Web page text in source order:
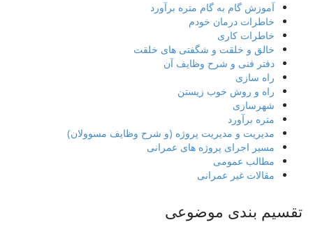
آموزش گام به گام متره برآورد
خاطرات درمان خودم
خاطرات کاری
خالق و خلقت و شگفتی های خلقت
دفتر فنی و شرح وظایف آن
راه سازی
راه و روش خوب زیستن
شهرسازی
متره برآورد
مدیریت و مدیریت پروژه (و شرح وظایف مسوولان)
مسیر اجرای پروژه های عمرانی
مطالب عمومی
مقالات غیر عمرانی
تقسیم بندی موضوعی